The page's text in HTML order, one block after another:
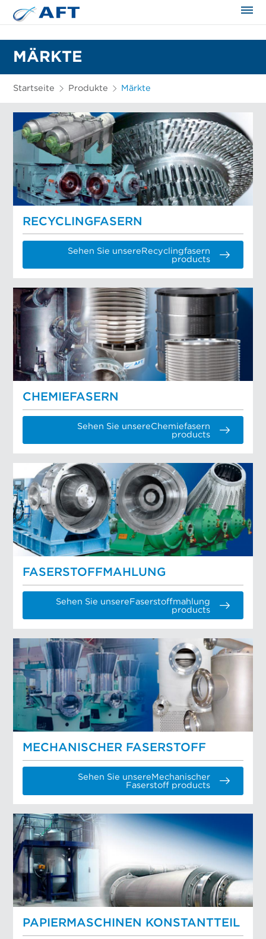
MÄRKTE
Startseite Produkte Märkte
RECYCLINGFASERN
Sehen Sie unsereRecyclingfasern
products
CHEMIEFASERN
Sehen Sie unsereChemiefasern
products
FASERSTOFFMAHLUNG
Sehen Sie unsereFaserstoffmahlung
products
MECHANISCHER FASERSTOFF
Sehen Sie unsereMechanischer
Faserstoff products
PAPIERMASCHINEN KONSTANTTEIL